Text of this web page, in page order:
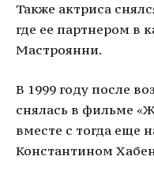
Также актриса
где ее партнером в
Мастроянни.
В 1999 году после
снялась в фильме
вместе с тогда еще
Константином